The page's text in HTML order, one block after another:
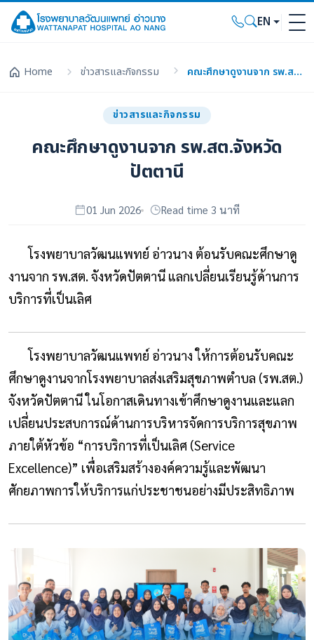
EN
Home ข่าวสารและกิจกรรม คณะศึกษาดูงานจาก รพ.สต.จังหวัดปัตตานี
ข่าวสารและกิจกรรม
คณะศึกษาดูงานจาก รพ.สต.จังหวัด
ปัตตานี
01 Jun 2026 Read time 3 นาที
โรงพยาบาลวัฒนแพทย์ อ่าวนาง ต้อนรับคณะศึกษาดู
งานจาก รพ.สต. จังหวัดปัตตานี แลกเปลี่ยนเรียนรู้ด้านการ
บริการที่เป็นเลิศ
โรงพยาบาลวัฒนแพทย์ อ่าวนาง ให้การต้อนรับคณะ
ศึกษาดูงานจากโรงพยาบาลส่งเสริมสุขภาพตำบล (รพ.สต.)
จังหวัดปัตตานี ในโอกาสเดินทางเข้าศึกษาดูงานและแลก
เปลี่ยนประสบการณ์ด้านการบริหารจัดการบริการสุขภาพ
ภายใต้หัวข้อ “การบริการที่เป็นเลิศ (Service
Excellence)” เพื่อเสริมสร้างองค์ความรู้และพัฒนา
ศักยภาพการให้บริการแก่ประชาชนอย่างมีประสิทธิภาพ